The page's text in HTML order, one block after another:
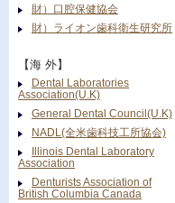
財）口腔保健協会
財）ライオン歯科衛生研究所
【海 外】
Dental Laboratories
Association(U.K)
General Dental Council(U.K)
NADL(全米歯科技工所協会)
Illinois Dental Laboratory
Association
Denturists Association of
British Columbia Canada